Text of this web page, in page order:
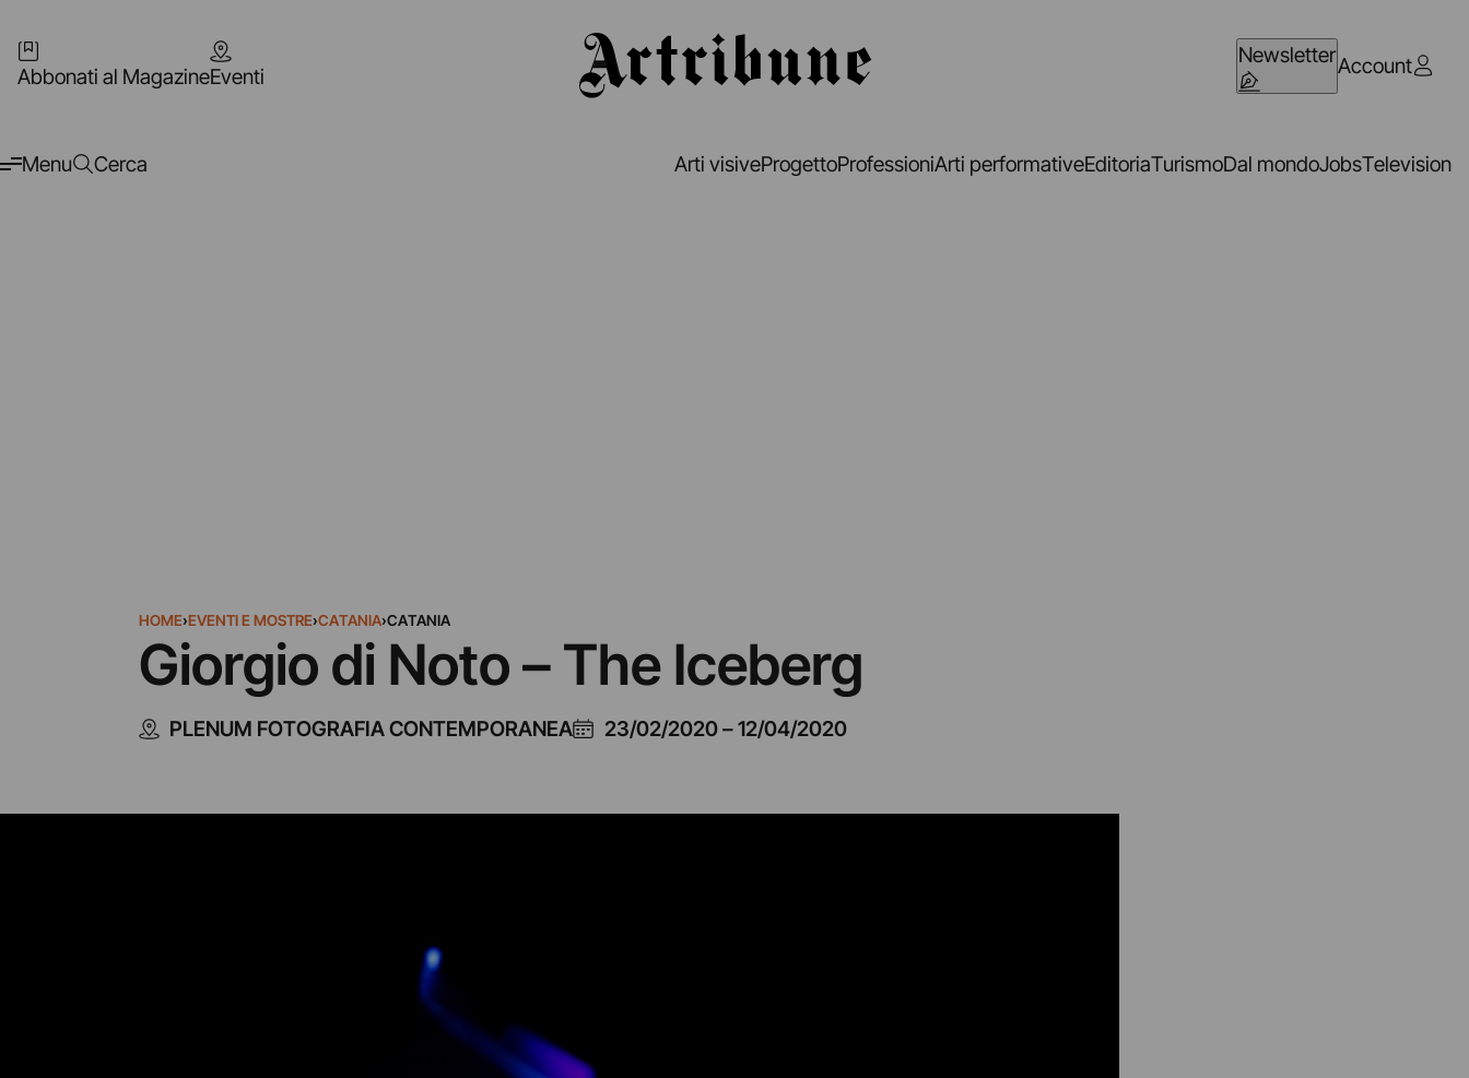
Abbonati al MagazineEventi
NewsletterAccount
Menu Cerca Arti visiveProgettoProfessioniArti performativeEditoriaTurismoDal mondoJobsTelevision
HOME›EVENTI E MOSTRE›CATANIA›CATANIA
Giorgio di Noto – The Iceberg
PLENUM FOTOGRAFIA CONTEMPORANEA 23/02/2020–12/04/2020